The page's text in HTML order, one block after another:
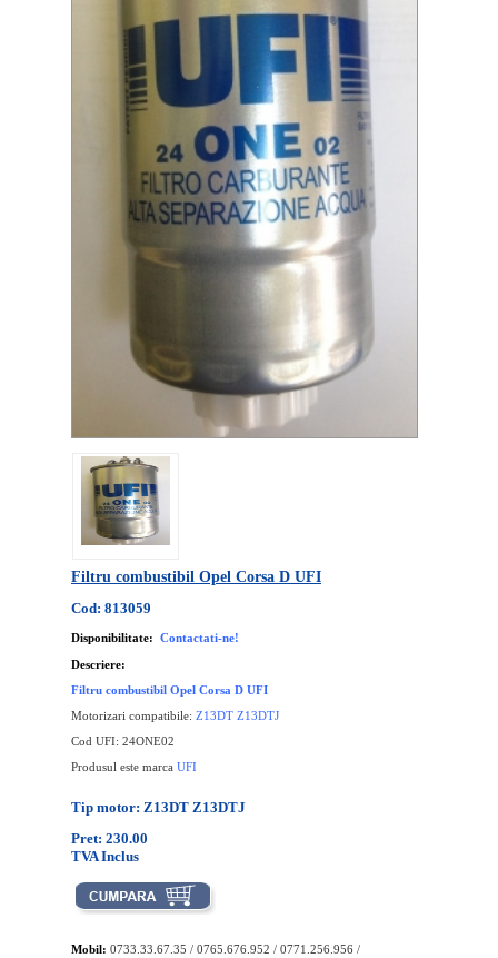
Filtru combustibil Opel Corsa D UFI
Cod: 813059
Disponibilitate: Contactati-ne!
Descriere:
Filtru combustibil Opel Corsa D UFI
Motorizari compatibile: Z13DT Z13DTJ
Cod UFI: 24ONE02
Produsul este marca UFI
Tip motor: Z13DT Z13DTJ
Pret: 230.00
TVA Inclus
Mobil: 0733.33.67.35 / 0765.676.952 / 0771.256.956 /